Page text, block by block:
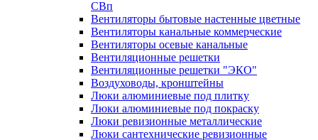
СВп
Вентиляторы бытовые настенные цветные
Вентиляторы канальные коммерческие
Вентиляторы осевые канальные
Вентиляционные решетки
Вентиляционные решетки "ЭКО"
Воздуховоды, кронштейны
Люки алюминиевые под плитку
Люки алюминиевые под покраску
Люки ревизионные металлические
Люки сантехнические ревизионные